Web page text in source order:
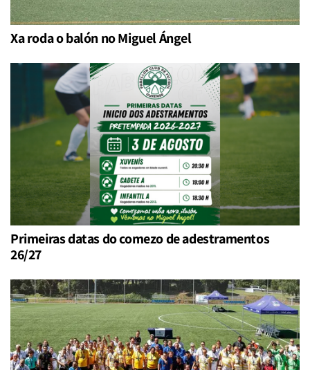
Xa roda o balón no Miguel Ángel
Primeiras datas do comezo de adestramentos
26/27